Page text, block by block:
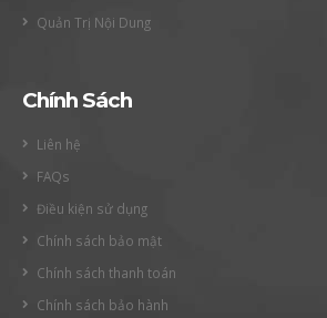
Quản Trị Nội Dung
Chính Sách
Liên hệ
FAQs
Điều kiện sử dụng
Chính sách bảo mật
Chính sách thanh toán
Chính sách bảo hành